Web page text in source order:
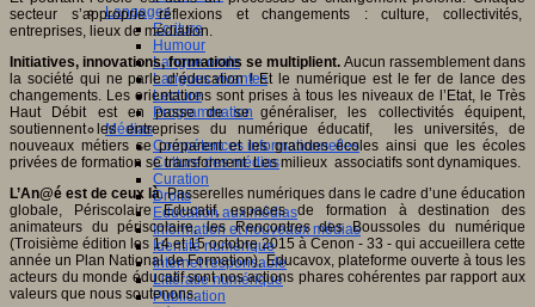
Langages
Ecriture
Humour
Langue orale
Langues vivantes
Lecture
Programmation
Médias
Compétences informationnelles
Culture des médias
Curation
Droits
Education aux médias
Information et nouveaux médias
Identité numérique
Internet responsable
Littératie numérique
Publication
secteur s’approprie réflexions et changements : culture, collectivités,
entreprises, lieux de médiation.
Initiatives, innovations, formations se multiplient. Aucun rassemblement dans
la société qui ne parle d’éducation ! Et le numérique est le fer de lance des
changements. Les orientations sont prises à tous les niveaux de l’Etat, le Très
Haut Débit est en passe de se généraliser, les collectivités équipent,
soutiennent les entreprises du numérique éducatif, les universités, de
nouveaux métiers se préparent et les grandes écoles ainsi que les écoles
privées de formation se transforment. Les milieux associatifs sont dynamiques.
L’An@é est de ceux là. Passerelles numériques dans le cadre d’une éducation
globale, Périscolaire Educatif, espaces de formation à destination des
animateurs du périscolaire, les Rencontres des Boussoles du numérique
(Troisième édition les 14 et 15 octobre 2015 à Cenon - 33 - qui accueillera cette
année un Plan National de Formation), Educavox, plateforme ouverte à tous les
acteurs du monde éducatif sont nos actions phares cohérentes par rapport aux
valeurs que nous soutenons.